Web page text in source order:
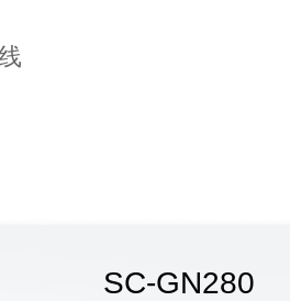
SC-GN280